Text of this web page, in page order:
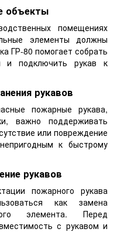
объекты
помещениях
элементы должны
ГР-80 помогает собрать
подключить рукав к
рукавов
пожарные рукава,
важно поддерживать
или повреждение
к быстрому
рукавов
пожарного рукава
как замена
элемента. Перед
с рукавом и